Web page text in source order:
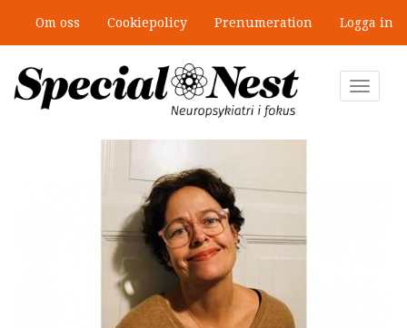
huvudinnehåll
Om oss Cookiepolicy Prenumeration Logga in
Toggle
Mobbning vid autism och adhd: 4